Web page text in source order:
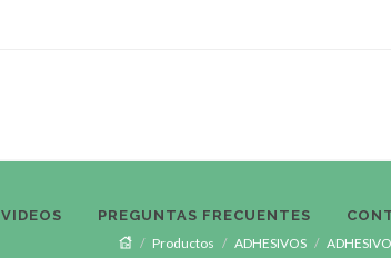
VIDEOS PREGUNTAS FRECUENTES
Productos ADHESIVOS